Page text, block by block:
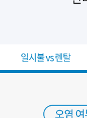
일시불 vs 렌탈